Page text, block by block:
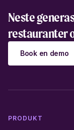
Neste
restauranter
Book en demo
PRODUKT